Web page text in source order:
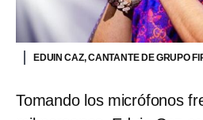
EDUIN CAZ, CANTANTE DE GRUPO
Tomando los micrófonos